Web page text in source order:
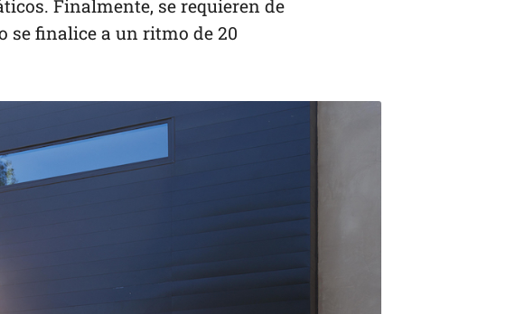
Finalmente, se requieren de
se finalice a un ritmo de 20